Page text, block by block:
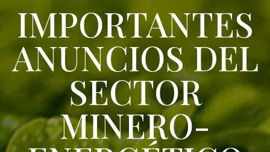
IMPORTANTES
ANUNCIOS DEL
SECTOR
MINERO-